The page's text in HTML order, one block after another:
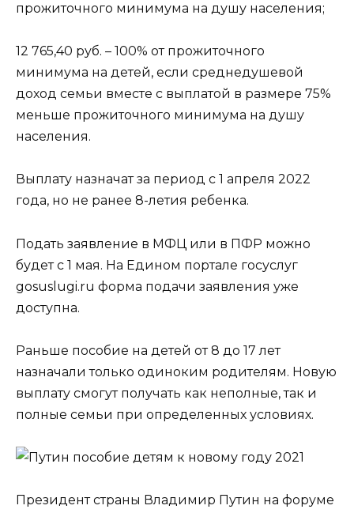
прожиточного минимума на душу населения;
12 765,40 руб. – 100% от прожиточного
минимума на детей, если среднедушевой
доход семьи вместе с выплатой в размере 75%
меньше прожиточного минимума на душу
населения.
Выплату назначат за период с 1 апреля 2022
года, но не ранее 8-летия ребенка.
Подать заявление в МФЦ или в ПФР можно
будет с 1 мая. На Едином портале госуслуг
gosuslugi.ru форма подачи заявления уже
доступна.
Раньше пособие на детей от 8 до 17 лет
назначали только одиноким родителям. Новую
выплату смогут получать как неполные, так и
полные семьи при определенных условиях.
Президент страны Владимир Путин на форуме